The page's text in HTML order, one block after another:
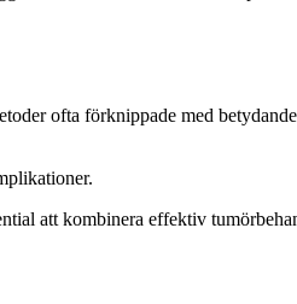
ofta förknippade med
att kombinera effektiv